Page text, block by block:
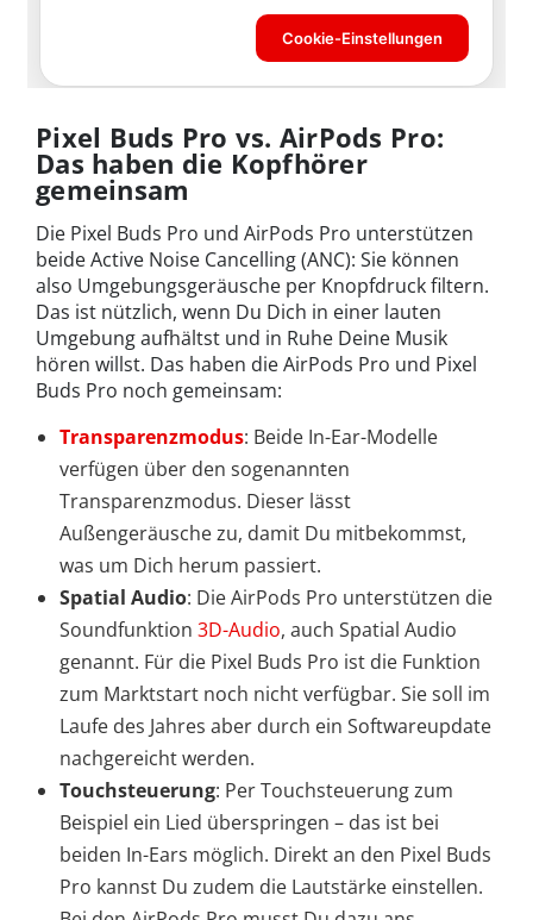
Pixel Buds Pro vs. AirPods Pro:
Das haben die Kopfhörer
gemeinsam
Die Pixel Buds Pro und AirPods Pro unterstützen
beide Active Noise Cancelling (ANC): Sie können
also Umgebungsgeräusche per Knopfdruck filtern.
Das ist nützlich, wenn Du Dich in einer lauten
Umgebung aufhältst und in Ruhe Deine Musik
hören willst. Das haben die AirPods Pro und Pixel
Buds Pro noch gemeinsam:
Transparenzmodus: Beide In-Ear-Modelle
verfügen über den sogenannten
Transparenzmodus. Dieser lässt
Außengeräusche zu, damit Du mitbekommst,
was um Dich herum passiert.
Spatial Audio: Die AirPods Pro unterstützen die
Soundfunktion 3D-Audio, auch Spatial Audio
genannt. Für die Pixel Buds Pro ist die Funktion
zum Marktstart noch nicht verfügbar. Sie soll im
Laufe des Jahres aber durch ein Softwareupdate
nachgereicht werden.
Touchsteuerung: Per Touchsteuerung zum
Beispiel ein Lied überspringen – das ist bei
beiden In-Ears möglich. Direkt an den Pixel Buds
Pro kannst Du zudem die Lautstärke einstellen.